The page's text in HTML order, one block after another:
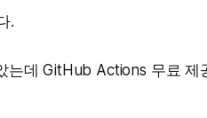
.
는데 GitHub Actions 무료 제